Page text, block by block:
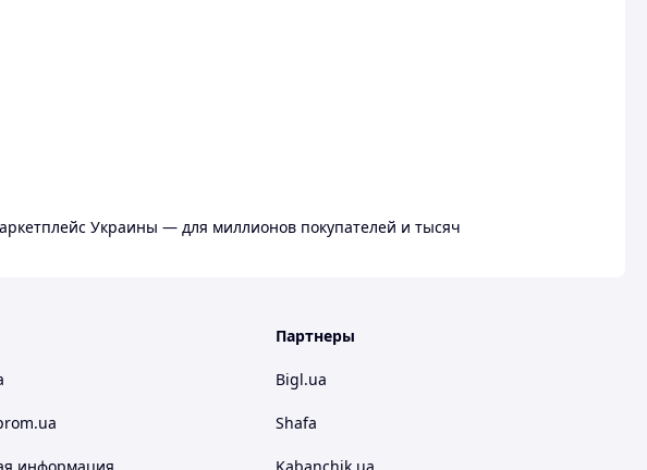
Украины — для миллионов покупателей и тысяч
Партнеры
Bigl.ua
Shafa